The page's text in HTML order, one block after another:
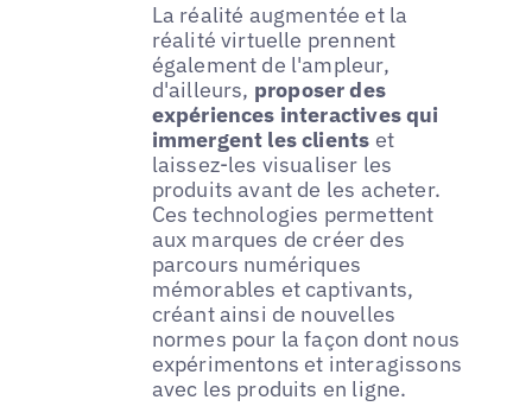
La réalité augmentée et la
réalité virtuelle prennent
également de l'ampleur,
d'ailleurs, proposer des
expériences interactives qui
immergent les clients et
laissez-les visualiser les
produits avant de les acheter.
Ces technologies permettent
aux marques de créer des
parcours numériques
mémorables et captivants,
créant ainsi de nouvelles
normes pour la façon dont nous
expérimentons et interagissons
avec les produits en ligne.